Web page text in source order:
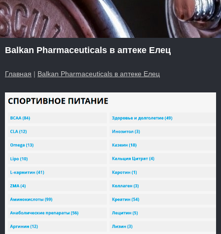
Balkan Pharmaceuticals в аптеке Елец
Главная | Balkan Pharmaceuticals в аптеке Елец